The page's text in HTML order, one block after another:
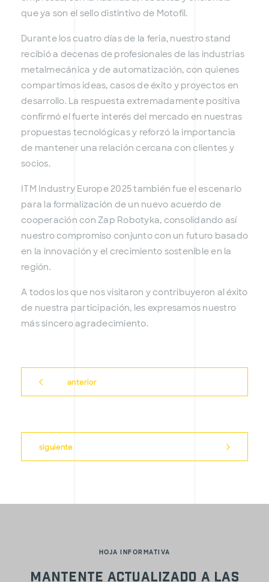
que ya son el sello distintivo de Motofil.
Durante los cuatro días de la feria, nuestro stand
recibió a decenas de profesionales de las industrias
metalmecánica y de automatización, con quienes
compartimos ideas, casos de éxito y proyectos en
desarrollo. La respuesta extremadamente positiva
confirmó el fuerte interés del mercado en nuestras
propuestas tecnológicas y reforzó la importancia
de mantener una relación cercana con clientes y
socios.
ITM Industry Europe 2025 también fue el escenario
para la formalización de un nuevo acuerdo de
cooperación con Zap Robotyka, consolidando así
nuestro compromiso conjunto con un futuro basado
en la innovación y el crecimiento sostenible en la
región.
A todos los que nos visitaron y contribuyeron al éxito
de nuestra participación, les expresamos nuestro
más sincero agradecimiento.
anterior
siguiente
HOJA INFORMATIVA
Mantente actualizado a las